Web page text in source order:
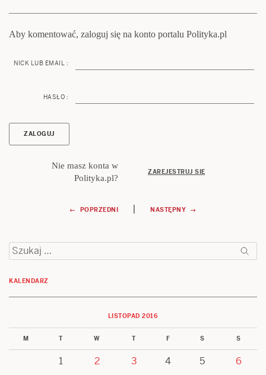
Aby komentować, zaloguj się na konto portalu Polityka.pl
NICK LUB EMAIL :
HASŁO :
Nie masz konta w
Polityka.pl?
ZAREJESTRUJ SIĘ
Nawigacja
wpisu
← POPRZEDNI | NASTĘPNY →
Szukaj:
KALENDARZ
LISTOPAD 2016
M T W T F S S
1 2 3 4 5 6